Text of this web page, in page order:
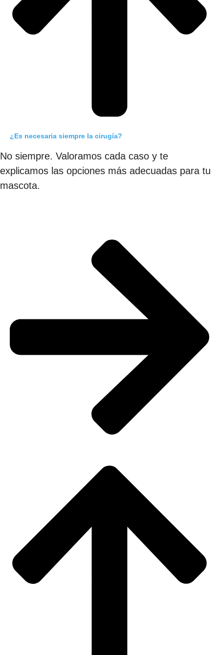
¿Es necesaria siempre la cirugía?
No siempre. Valoramos cada caso y te
explicamos las opciones más adecuadas para tu
mascota.